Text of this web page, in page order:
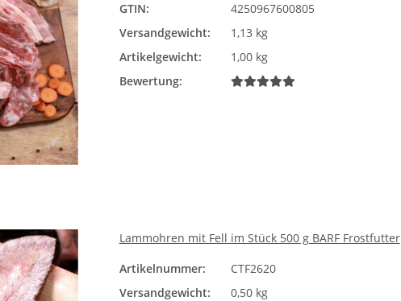
GTIN:
4250967600805
Versandgewicht:
1,13 kg
Artikelgewicht:
1,00 kg
Bewertung:
Lammohren mit Fell im Stück 500 g BARF Frostfutter
Artikelnummer:
CTF2620
Versandgewicht:
0,50 kg